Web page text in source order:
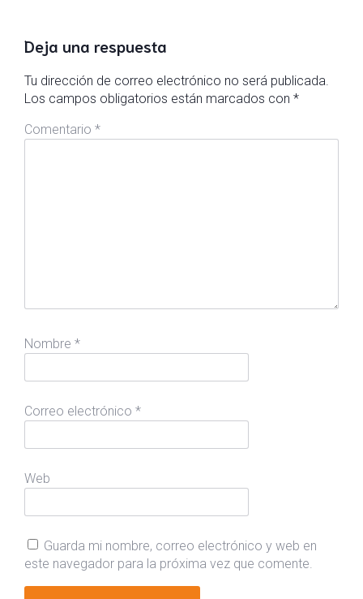
Deja una respuesta
Tu dirección de correo electrónico no será publicada.
Los campos obligatorios están marcados con *
Comentario *
Nombre *
Correo electrónico *
Web
Guarda mi nombre, correo electrónico y web en
este navegador para la próxima vez que comente.